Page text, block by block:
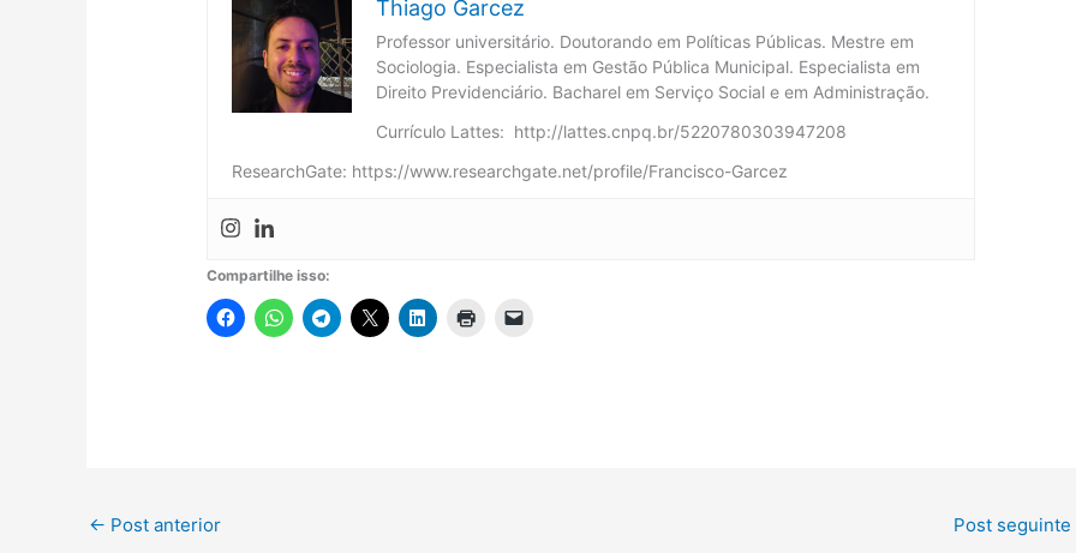
Thiago Garcez
Professor universitário. Doutorando em Políticas Públicas. Mestre em
Sociologia. Especialista em Gestão Pública Municipal. Especialista em
Direito Previdenciário. Bacharel em Serviço Social e em Administração.
Currículo Lattes: http://lattes.cnpq.br/5220780303947208
ResearchGate: https://www.researchgate.net/profile/Francisco-Garcez
Compartilhe isso:
← Post anterior Post seguinte